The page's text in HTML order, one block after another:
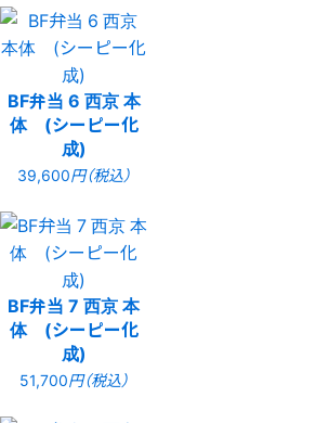
BF弁当 6 西京 本
体 (シーピー化
成)
39,600円（税込）
BF弁当 7 西京 本
体 (シーピー化
成)
51,700円（税込）